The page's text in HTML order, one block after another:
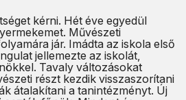
kérni. Hét éve egyedül
Művészeti
jár. Imádta az iskola első
jellemezte az iskolát,
Tavaly változásokat
részt kezdik visszaszorítani
átalakítani a tanintézményt. Új